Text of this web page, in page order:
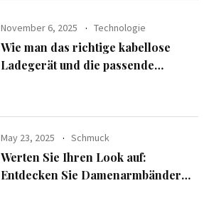
November 6, 2025 Technologie
Wie man das richtige kabellose
Ladegerät und die passende
May 23, 2025 Schmuck
Werten Sie Ihren Look auf:
Entdecken Sie Damenarmbänder